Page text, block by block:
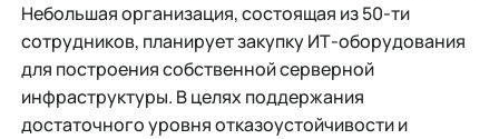
Небольшая организация, состоящая из 50-ти
сотрудников, планирует закупку ИТ-оборудования
для построения собственной серверной
инфраструктуры. В целях поддержания
достаточного уровня отказоустойчивости и